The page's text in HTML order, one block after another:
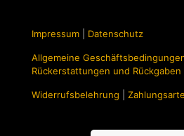
Impressum Datenschutz
Allgemeine
Rückerstattungen und Rückgaben
Widerrufsbelehrung